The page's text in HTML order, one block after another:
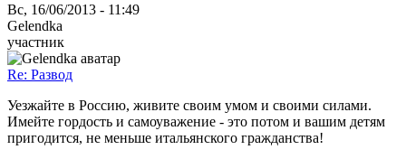
Вс, 16/06/2013 - 11:49
Gelendka
участник
Re: Развод
Уезжайте в Россию, живите своим умом и своими силами.
Имейте гордость и самоуважение - это потом и вашим детям
пригодится, не меньше итальянского гражданства!